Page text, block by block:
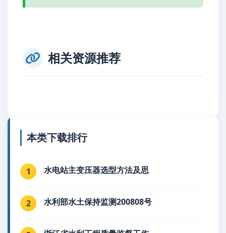
相关资源推荐
本类下载排行
1 水电站主变压器选型方法及思
2 水利部水土保持监测200808号